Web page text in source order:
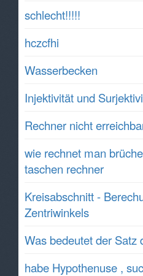
schlecht!!!!!
hczcfhi
Wasserbecken
Injektivität und
Rechner nicht
wie rechnet man
taschen rechner
Kreisabschnitt -
Zentriwinkels
Was bedeutet der Satz
habe Hypothenuse ,